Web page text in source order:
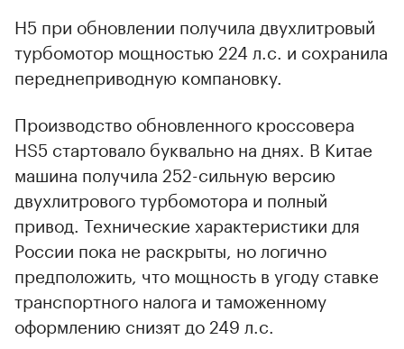
H5 при обновлении получила двухлитровый
турбомотор мощностью 224 л.с. и сохранила
переднеприводную компановку.
Производство обновленного кроссовера
HS5 стартовало буквально на днях. В Китае
машина получила 252-сильную версию
двухлитрового турбомотора и полный
привод. Технические характеристики для
России пока не раскрыты, но логично
предположить, что мощность в угоду ставке
транспортного налога и таможенному
оформлению снизят до 249 л.с.